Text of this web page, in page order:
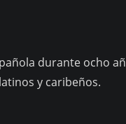
durante ocho
y caribeños.